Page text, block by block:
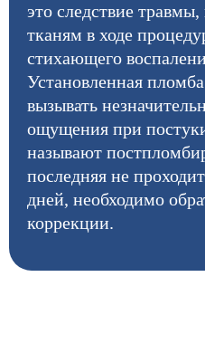
это следствие
тканям в ходе
стихающего
Установленная
вызывать
ощущения при
называют
последняя не
дней, необходимо
коррекции.